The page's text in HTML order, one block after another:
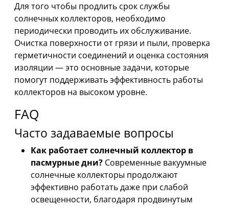
Для того чтобы продлить срок службы
солнечных коллекторов, необходимо
периодически проводить их обслуживание.
Очистка поверхности от грязи и пыли, проверка
герметичности соединений и оценка состояния
изоляции — это основные задачи, которые
помогут поддерживать эффективность работы
коллекторов на высоком уровне.
FAQ
Часто задаваемые вопросы
Как работает солнечный коллектор в
пасмурные дни? Современные вакуумные
солнечные коллекторы продолжают
эффективно работать даже при слабой
освещенности, благодаря продвинутым